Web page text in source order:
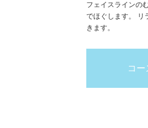
フェイスラインの
でほぐします。 リ
きます。
コ